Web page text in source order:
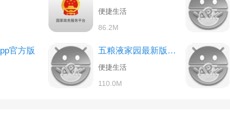
便捷生活
86.2M
官方版 五粮液家园最新版下载
便捷生活
110.0M